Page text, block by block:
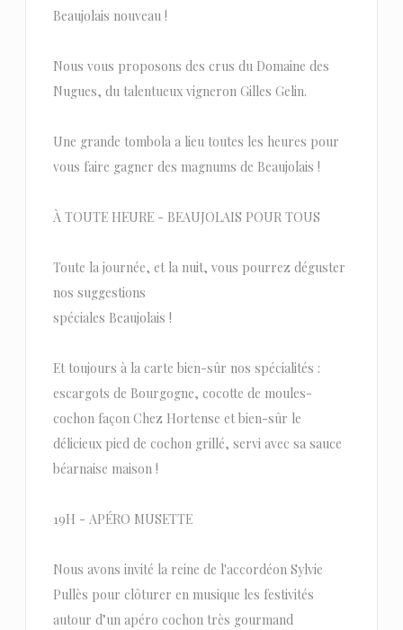
Beaujolais nouveau !
Nous vous proposons des crus du Domaine des
Nugues, du talentueux vigneron Gilles Gelin.
Une grande tombola a lieu toutes les heures pour
vous faire gagner des magnums de Beaujolais !
À TOUTE HEURE - BEAUJOLAIS POUR TOUS
Toute la journée, et la nuit, vous pourrez déguster
nos suggestions
spéciales Beaujolais !
Et toujours à la carte bien-sûr nos spécialités :
escargots de Bourgogne, cocotte de moules-
cochon façon Chez Hortense et bien-sûr le
délicieux pied de cochon grillé, servi avec sa sauce
béarnaise maison !
19H - APÉRO MUSETTE
Nous avons invité la reine de l'accordéon Sylvie
Pullès pour clôturer en musique les festivités
autour d’un apéro cochon très gourmand